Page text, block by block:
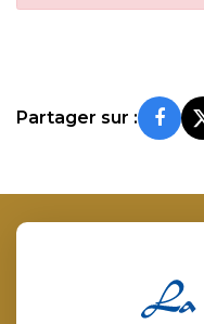
Partager sur :